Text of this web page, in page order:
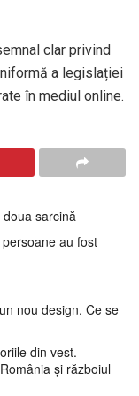
clar privind
a legislației
în mediul online.
sarcină
au fost
nou design. Ce se
din vest.
și războiul